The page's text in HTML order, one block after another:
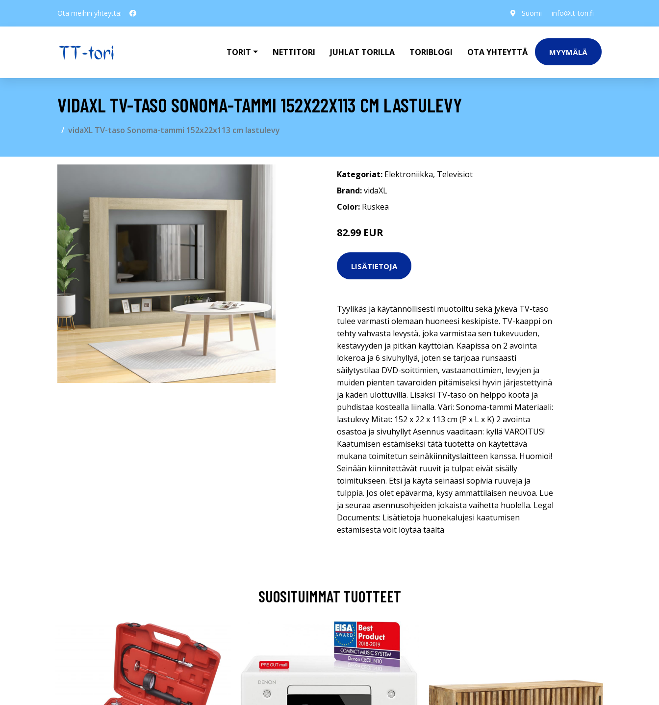
Ota meihin yhteyttä: Suomi info@tt-tori.fi
TORIT NETTITORI JUHLAT TORILLA TORIBLOGI OTA YHTEYTTÄ MYYMÄLÄ
VIDAXL TV-TASO SONOMA-TAMMI 152X22X113 CM LASTULEVY
vidaXL TV-taso Sonoma-tammi 152x22x113 cm lastulevy
Kategoriat: Elektroniikka, Televisiot
Brand:vidaXL
Color: Ruskea
82.99 EUR
LISÄTIETOJA
Tyylikäs ja käytännöllisesti muotoiltu sekä jykevä TV-taso
tulee varmasti olemaan huoneesi keskipiste. TV-kaappi on
tehty vahvasta levystä, joka varmistaa sen tukevuuden,
kestävyyden ja pitkän käyttöiän. Kaapissa on 2 avointa
lokeroa ja 6 sivuhyllyä, joten se tarjoaa runsaasti
säilytystilaa DVD-soittimien, vastaanottimien, levyjen ja
muiden pienten tavaroiden pitämiseksi hyvin järjestettyinä
ja käden ulottuvilla. Lisäksi TV-taso on helppo koota ja
puhdistaa kostealla liinalla. Väri: Sonoma-tammi Materiaali:
lastulevy Mitat: 152 x 22 x 113 cm (P x L x K) 2 avointa
osastoa ja sivuhyllyt Asennus vaaditaan: kyllä VAROITUS!
Kaatumisen estämiseksi tätä tuotetta on käytettävä
mukana toimitetun seinäkiinnityslaitteen kanssa. Huomioi!
Seinään kiinnitettävät ruuvit ja tulpat eivät sisälly
toimitukseen. Etsi ja käytä seinääsi sopivia ruuveja ja
tulppia. Jos olet epävarma, kysy ammattilaisen neuvoa. Lue
ja seuraa asennusohjeiden jokaista vaihetta huolella. Legal
Documents: Lisätietoja huonekalujesi kaatumisen
estämisestä voit löytää täältä
SUOSITUIMMAT TUOTTEET